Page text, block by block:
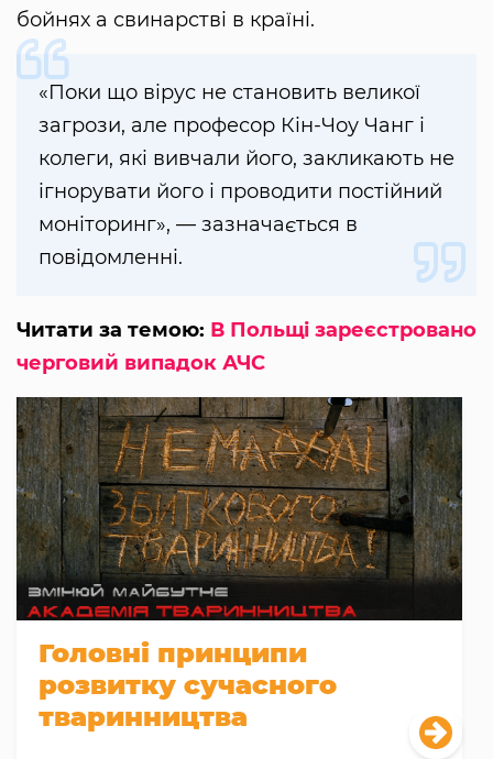
бойнях а свинарстві в країні.
«Поки що вірус не становить великої
загрози, але професор Кін-Чоу Чанг і
колеги, які вивчали його, закликають не
ігнорувати його і проводити постійний
моніторинг», — зазначається в
повідомленні.
Читати за темою: В Польщі зареєстровано
черговий випадок АЧС
Головні принципи
розвитку сучасного
тваринництва